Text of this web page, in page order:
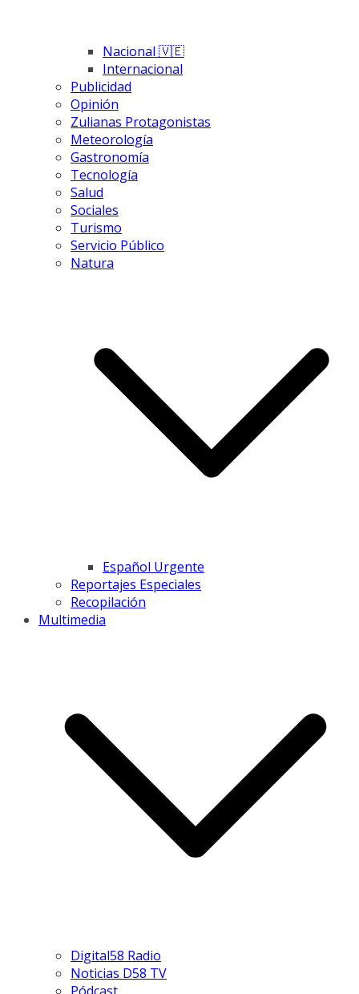
Nacional 🇻🇪
Internacional
Publicidad
Opinión
Zulianas Protagonistas
Meteorología
Gastronomía
Tecnología
Salud
Sociales
Turismo
Servicio Público
Natura
Español Urgente
Reportajes Especiales
Recopilación
Multimedia
Digital58 Radio
Noticias D58 TV